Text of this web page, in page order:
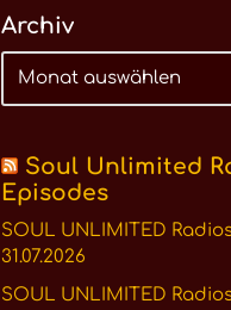
Archiv
Soul Unlimited
Episodes
SOUL UNLIMITED
31.07.2026
SOUL UNLIMITED